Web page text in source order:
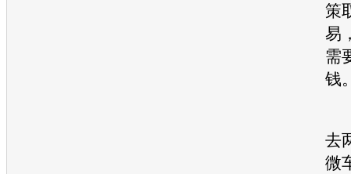
策
易
需
钱
去
微